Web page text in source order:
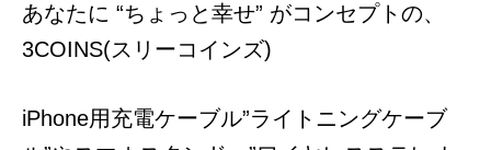
あなたに “ちょっと幸せ” がコンセプトの、
3COINS(スリーコインズ)
iPhone用充電ケーブル”ライトニングケーブ